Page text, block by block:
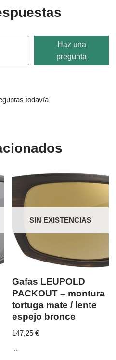
Haz una
pregunta
todavía
SIN EXISTENCIAS
Gafas LEUPOLD
PACKOUT – montura
tortuga mate / lente
espejo bronce
147,25€
...